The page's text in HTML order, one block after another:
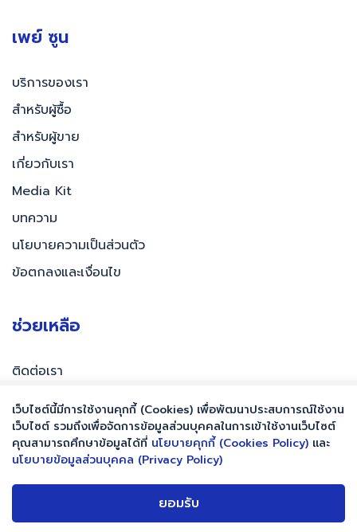
เว็บไซต์นี้มีการใช้งานคุกกี้ (Cookies) เพื่อพัฒนาประสบการณ์ใช้งาน
เว็บไซต์ รวมถึงเพื่อจัดการข้อมูลส่วนบุคคลในการเข้าใช้งานเว็บไซต์
คุณสามารถศึกษาข้อมูลได้ที่ นโยบายคุกกี้ (Cookies Policy) เเละ
นโยบายข้อมูลส่วนบุคคล (Privacy Policy)
ยอมรับ
เพย์ ซูน
บริการของเรา
สำหรับผู้ซื้อ
สำหรับผู้ขาย
เกี่ยวกับเรา
Media Kit
บทความ
นโยบายความเป็นส่วนตัว
ข้อตกลงและเงื่อนไข
ช่วยเหลือ
ติดต่อเรา
2026 PaySoon | All rights reserved